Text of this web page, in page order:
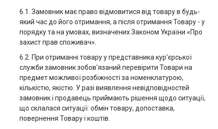
6.1. Замовник має право відмовитися від товару в будь-
який час до його отримання, а після отримання Товару - у
порядку та на умовах, визначених Законом України «Про
захист прав споживач».
6.2. При отриманні товару у представника кур'єрської
служби замовник зобов'язаний перевірити Товари на
предмет можливої розбіжності за номенклатурою,
кількістю, якістю. У разі виявлення невідповідностей
замовник і продавець приймають рішення щодо ситуації,
що склалася ситуації: обмін товару, допоставка,
повернення Товару і коштів.